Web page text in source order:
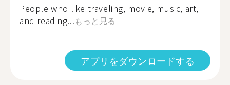
People who like traveling, movie, music, art,
and reading...もっと見る
アプリをダウンロードする